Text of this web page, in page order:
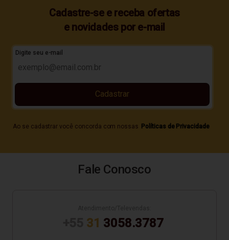
Cadastre-se e receba ofertas
e novidades por e-mail
Digite seu e-mail
Ao se cadastrar você concorda com nossas Políticas de Privacidade
Cadastrar
Fale Conosco
31 3058.3787